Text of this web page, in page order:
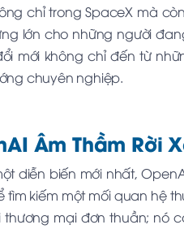
chỉ trong SpaceX mà
lớn cho những người
mới không chỉ đến từ
chuyên nghiệp.
Âm Thầm Rời
diễn biến mới nhất,
tìm kiếm một mối quan hệ
thương mại đơn thuần; nó